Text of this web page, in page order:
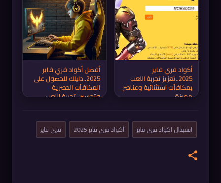
أكواد فري فاير
2025..تعزيز تجربة اللعب
بمكافآت استثنائية وعناصر
مميزة
أفضل أكواد فري فاير
2025..دليلك للحصول على
المكافآت الحصرية
وتحسين تجربة اللعب
استبدال اكواد فري فاير أكواد فري فاير 2025 فري فاير
ت